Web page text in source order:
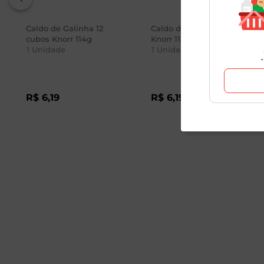
Caldo de Galinha 12
cubos Knorr 114g
1 Unidade
R$ 6,19
Caldo de Carne 12 cubos
Knorr 114g
1 Unidade
R$ 6,19